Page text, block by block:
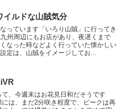
イルドな山賊気分
っています「いろり山賊」に行ってき
州周辺にもお店があり、夜遅くまで
なった時などよく行っていた懐かしい
定は、山賊をイメージしてお...
、今週末はお花見日和だそうです
は、まだ2分咲き程度で、ピークは再